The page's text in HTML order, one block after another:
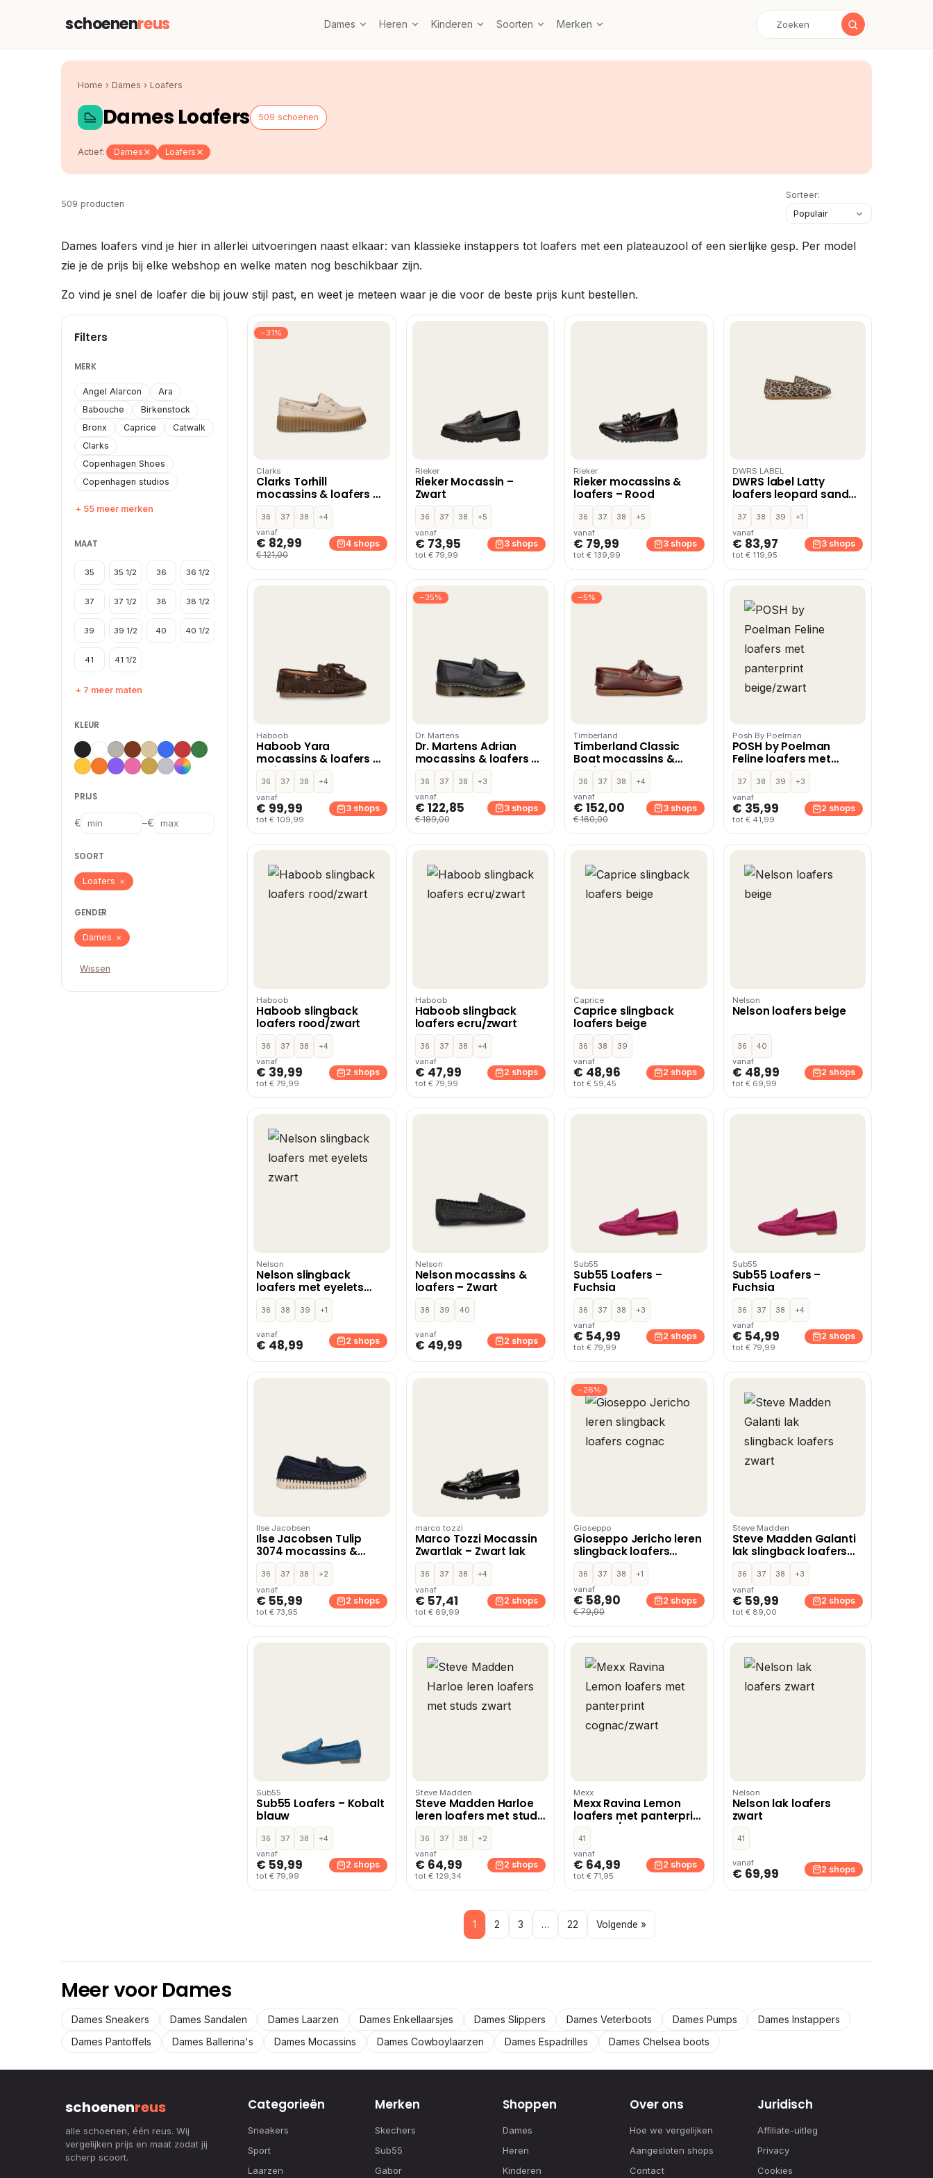
schoenenreus Dames Heren Kinderen Soorten Merken
Home › Dames › Loafers
Dames Loafers 509 schoenen
Actief: Dames Loafers
509 producten
Sorteer:
Dames loafers vind je hier in allerlei uitvoeringen naast elkaar: van klassieke instappers tot loafers met een plateauzool of een sierlijke gesp. Per model
zie je de prijs bij elke webshop en welke maten nog beschikbaar zijn.
Zo vind je snel de loafer die bij jouw stijl past, en weet je meteen waar je die voor de beste prijs kunt bestellen.
Filters
MERK
Angel Alarcon
Ara
Babouche
Birkenstock
Bronx
Caprice
Catwalk
Clarks
Copenhagen Shoes
Copenhagen studios
+ 55 meer merken
MAAT
35 35 1/2 36 36 1/2
37 37 1/2 38 38 1/2
39 39 1/2 40 40 1/2
41 41 1/2
+ 7 meer maten
KLEUR
PRIJS
€ –€
SOORT
Loafers ×
GENDER
Dames ×
Wissen
−31%
Clarks
Clarks Torhill
mocassins & loafers –
Wit
36 37 38
+4
vanaf
€ 82,99
€ 121,00
4 shops
Rieker
Rieker Mocassin –
Zwart
36 37 38
+5
vanaf
€ 73,95
tot € 79,99
3 shops
Rieker
Rieker mocassins &
loafers – Rood
36 37 38
+5
vanaf
€ 79,99
tot € 139,99
3 shops
DWRS LABEL
DWRS label Latty
loafers leopard sand
Leer Dames – Beige
37 38 39
+1
vanaf
€ 83,97
tot € 119,95
3 shops
Haboob
Haboob Yara
mocassins & loafers –
Bruin
36 37 38
+4
vanaf
€ 99,99
tot € 109,99
3 shops
−35%
Dr. Martens
Dr. Martens Adrian
mocassins & loafers –
Zwart
36 37 38
+3
vanaf
€ 122,85
€ 189,00
3 shops
−5%
Timberland
Timberland Classic
Boat mocassins &
loafers – Rood
36 37 38
+4
vanaf
€ 152,00
€ 160,00
3 shops
Posh By Poelman
POSH by Poelman
Feline loafers met
panterprint
beige/zwart
37 38 39
+3
vanaf
€ 35,99
tot € 41,99
2 shops
Haboob
Haboob slingback
loafers rood/zwart
36 37 38
+4
vanaf
€ 39,99
tot € 79,99
2 shops
Haboob
Haboob slingback
loafers ecru/zwart
36 37 38
+4
vanaf
€ 47,99
tot € 79,99
2 shops
Caprice
Caprice slingback
loafers beige
36 38
39
vanaf
€ 48,96
tot € 59,45
2 shops
Nelson
Nelson loafers beige
36
40
vanaf
€ 48,99
tot € 69,99
2 shops
Nelson
Nelson slingback
loafers met eyelets
zwart
36 38 39 +1
vanaf
€ 48,99 2 shops
Nelson
Nelson mocassins &
loafers – Zwart
38 39 40
vanaf
€ 49,99 2 shops
Sub55
Sub55 Loafers –
Fuchsia
36 37 38
+3
vanaf
€ 54,99
tot € 79,99
2 shops
Sub55
Sub55 Loafers –
Fuchsia
36 37 38
+4
vanaf
€ 54,99
tot € 79,99
2 shops
Ilse Jacobsen
Ilse Jacobsen Tulip
3074 mocassins &
loafers – Blauw
36 37 38
+2
vanaf
€ 55,99
tot € 73,95
2 shops
marco tozzi
Marco Tozzi Mocassin
Zwartlak – Zwart lak
36 37 38
+4
vanaf
€ 57,41
tot € 69,99
2 shops
−26%
Gioseppo
Gioseppo Jericho leren
slingback loafers
cognac
36 37 38
+1
vanaf
€ 58,90
€ 79,90
2 shops
Steve Madden
Steve Madden Galanti
lak slingback loafers
zwart
36 37 38
+3
vanaf
€ 59,99
tot € 89,00
2 shops
Sub55
Sub55 Loafers – Kobalt
blauw
36 37 38
+4
vanaf
€ 59,99
tot € 79,99
2 shops
Steve Madden
Steve Madden Harloe
leren loafers met studs
zwart
36 37 38
+2
vanaf
€ 64,99
tot € 129,34
2 shops
Mexx
Mexx Ravina Lemon
loafers met panterprint
cognac/zwart
41
vanaf
€ 64,99
tot € 71,95
2 shops
Nelson
Nelson lak loafers
zwart
41
vanaf
€ 69,99 2 shops
1 2 3 … 22 Volgende »
Meer voor Dames
Dames Sneakers Dames Sandalen Dames Laarzen Dames Enkellaarsjes Dames Slippers Dames Veterboots Dames Pumps
Dames Instappers
Dames Pantoffels
Dames Ballerina's Dames Mocassins Dames Cowboylaarzen Dames Espadrilles Dames Chelsea boots
schoenenreus
alle schoenen, één reus. Wij
vergelijken prijs en maat zodat jij
scherp scoort.
Categorieën
Sneakers
Sport
Laarzen
Merken
Skechers
Sub55
Gabor
Shoppen
Dames
Heren
Kinderen
Over ons
Hoe we vergelijken
Aangesloten shops
Contact
Juridisch
Affiliate-uitleg
Privacy
Cookies